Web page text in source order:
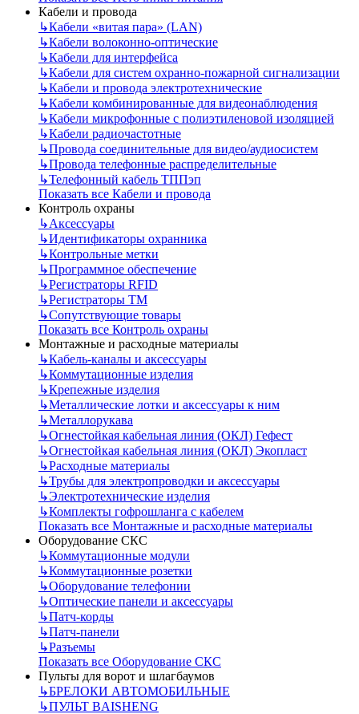
Кабели и провода
↳Кабели «витая пара» (LAN)
↳Кабели волоконно-оптические
↳Кабели для интерфейса
↳Кабели для систем охранно-пожарной сигнализации
↳Кабели и провода электротехнические
↳Кабели комбинированные для видеонаблюдения
↳Кабели микрофонные с полиэтиленовой изоляцией
↳Кабели радиочастотные
↳Провода соединительные для видео/аудиосистем
↳Провода телефонные распределительные
↳Телефонный кабель ТППэп
Показать все Кабели и провода
Контроль охраны
↳Аксессуары
↳Идентификаторы охранника
↳Контрольные метки
↳Программное обеспечение
↳Регистраторы RFID
↳Регистраторы ТМ
↳Сопутствующие товары
Показать все Контроль охраны
Монтажные и расходные материалы
↳Кабель-каналы и аксессуары
↳Коммутационные изделия
↳Крепежные изделия
↳Металлические лотки и аксессуары к ним
↳Металлорукава
↳Огнестойкая кабельная линия (ОКЛ) Гефест
↳Огнестойкая кабельная линия (ОКЛ) Экопласт
↳Расходные материалы
↳Трубы для электропроводки и аксессуары
↳Электротехнические изделия
↳Комплекты гофрошланга с кабелем
Показать все Монтажные и расходные материалы
Оборудование СКС
↳Коммутационные модули
↳Коммутационные розетки
↳Оборудование телефонии
↳Оптические панели и аксессуары
↳Патч-корды
↳Патч-панели
↳Разъемы
Показать все Оборудование СКС
Пульты для ворот и шлагбаумов
↳БРЕЛОКИ АВТОМОБИЛЬНЫЕ
↳ПУЛЬТ BAISHENG